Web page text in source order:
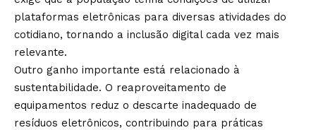
plataformas eletrônicas para diversas atividades do
cotidiano, tornando a inclusão digital cada vez mais
relevante.
Outro ganho importante está relacionado à
sustentabilidade. O reaproveitamento de
equipamentos reduz o descarte inadequado de
resíduos eletrônicos, contribuindo para práticas